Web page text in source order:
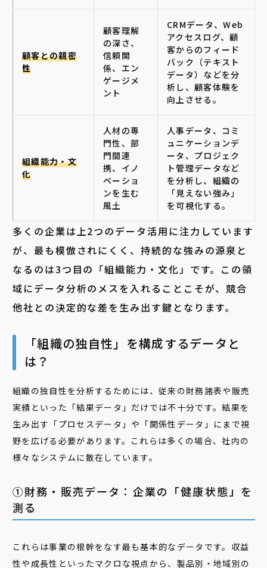
顧客との親密
性
顧客理解
の深さ、
信頼関
係、エン
ゲージメ
ント
CRMデータ、Web
アクセスログ、顧
客からのフィード
バック（テキスト
データ）などを分
析し、顧客体験を
向上させる。
組織能力・文
化
人材の専
門性、部
門間連
携、イノ
ベーショ
ンを生む
風土
人事データ、コミ
ュニケーションデ
ータ、プロジェク
ト管理データなど
を分析し、組織の
「見えない強み」
を可視化する。
多くの企業は上2つのデータ活用に注力しています
が、最も模倣されにくく、持続的な強みの源泉と
なるのは3つ目の「組織能力・文化」です。この領
域にデータ分析のメスを入れることこそが、競合
他社との決定的な差を生み出す鍵となります。
「組織の独自性」を構成するデータと
は？
組織の独自性を分析するためには、従来の財務諸表や販売
実績といった「結果データ」だけでは不十分です。結果を
生み出す「プロセスデータ」や「関係性データ」にまで視
野を広げる必要があります。これらは多くの場合、社内の
様々なシステムに散在しています。
①財務・販売データ：企業の「健康状態」を
測る
これらは事業の根幹をなす最も基本的なデータです。収益
性や成長性といったマクロな視点から、製品別・地域別の